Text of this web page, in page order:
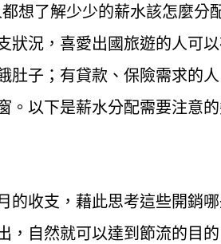
想了解少少的薪水該怎麼分
狀況，喜愛出國旅遊的人可
肚子；有貸款、保險需求的
。以下是薪水分配需要注意
的收支，藉此思考這些開銷
，自然就可以達到節流的目的